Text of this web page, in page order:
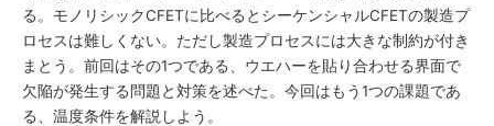
る。モノリシックCFETに比べるとシーケンシャルCFETの製造プ
ロセスは難しくない。ただし製造プロセスには大きな制約が付き
まとう。前回はその1つである、ウエハーを貼り合わせる界面で
欠陥が発生する問題と対策を述べた。今回はもう1つの課題であ
る、温度条件を解説しよう。